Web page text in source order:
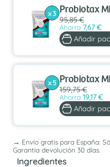
x 3 Probiotax
95,85 €
Ahorra 7,67 €
Añadir
x 5 Probiotax
159,75 €
Ahorra 19,17 €
Añadir
→ Envío gratis para España:
Garantía devolución 30 días.
Ingredientes